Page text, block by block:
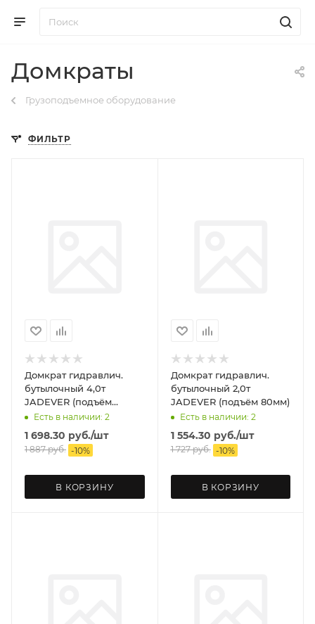
Домкраты
Грузоподъемное оборудование
ФИЛЬТР
Домкрат гидравлич.
бутылочный 4,0т
JADEVER (подъём
110мм)
Есть в наличии: 2
1 698.30 руб./шт
1 887руб. -10%
В КОРЗИНУ
Домкрат гидравлич.
бутылочный 2,0т
JADEVER (подъём 80мм)
Есть в наличии: 2
1 554.30 руб./шт
1 727руб. -10%
В КОРЗИНУ